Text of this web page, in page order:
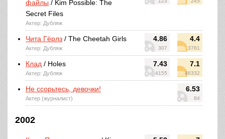
файлы / Kim Possible: The
Secret Files
Актер: Дубляж
4.86
307
4.4
3781
Чита Гёрлз / The Cheetah Girls
Актер: Дубляж
7.43
4155
7.1
46332
Клад / Holes
Актер: Дубляж
6.53
84
Не ссорьтесь, девочки!
Актер (журналист)
2002